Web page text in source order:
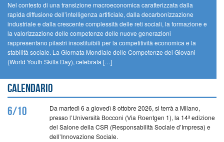
Nel contesto di una transizione macroeconomica caratterizzata dalla
rapida diffusione dell’intelligenza artificiale, dalla decarbonizzazione
industriale e dalla crescente complessità delle reti sociali, la formazione e
la valorizzazione delle competenze delle nuove generazioni
rappresentano pilastri insostituibili per la competitività economica e la
stabilità sociale. La Giornata Mondiale delle Competenze dei Giovani
(World Youth Skills Day), celebrata […]
Calendario
6/10
Da martedì 6 a giovedì 8 ottobre 2026, si terrà a Milano,
presso l’Università Bocconi (Via Roentgen 1), la 14ª edizione
del Salone della CSR (Responsabilità Sociale d’Impresa) e
dell’Innovazione Sociale.